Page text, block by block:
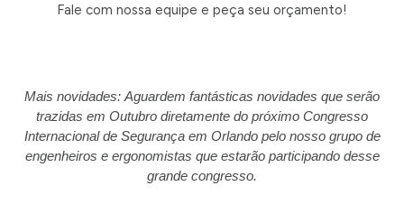
Fale com nossa equipe e peça seu orçamento!
Mais novidades: Aguardem fantásticas novidades que serão
trazidas em Outubro diretamente do próximo Congresso
Internacional de Segurança em Orlando pelo nosso grupo de
engenheiros e ergonomistas que estarão participando desse
grande congresso.